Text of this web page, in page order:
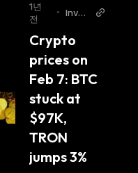
1년
전
• Invez
Crypto
prices on
Feb 7: BTC
stuck at
$97K,
TRON
jumps 3%